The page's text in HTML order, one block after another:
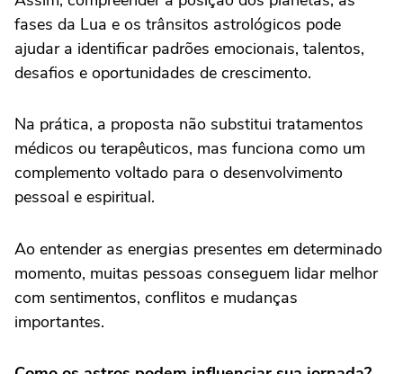
fases da Lua e os trânsitos astrológicos pode
ajudar a identificar padrões emocionais, talentos,
desafios e oportunidades de crescimento.
Na prática, a proposta não substitui tratamentos
médicos ou terapêuticos, mas funciona como um
complemento voltado para o desenvolvimento
pessoal e espiritual.
Ao entender as energias presentes em determinado
momento, muitas pessoas conseguem lidar melhor
com sentimentos, conflitos e mudanças
importantes.